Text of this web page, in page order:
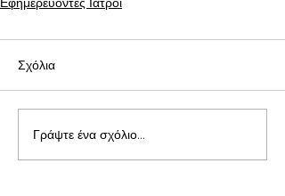
Σχόλια
Γράψτε ένα σχόλιο...